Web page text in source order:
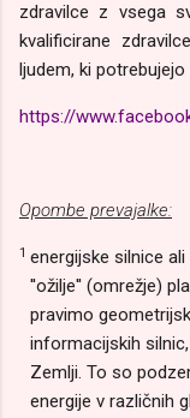
zdravilce z vsega
kvalificirane
ljudem, ki potrebujejo
https://
Opombe prevajalke:
1 energijske silnice
''ožilje'' (omrežje)
pravimo
informacijskih
Zemlji. To so
energije v različnih